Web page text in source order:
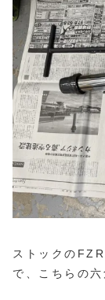
ストックの
で、こちらの